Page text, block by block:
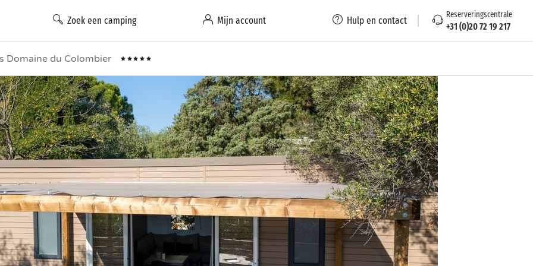
Zoek een camping Mijn account Hulp en contact Reserveringscentrale
+31 (0)20 72 19 217
Domaine du Colombier